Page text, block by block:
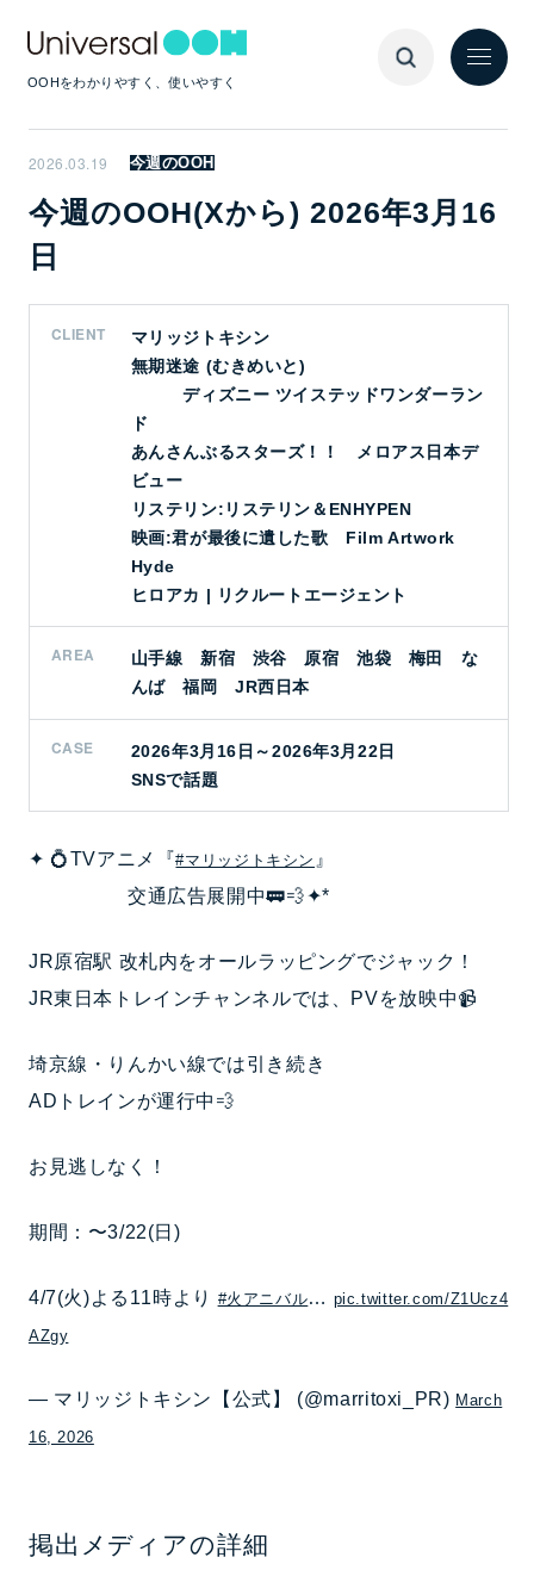
OOHをわかりやすく、使いやすく
2026.03.19 今週のOOH
今週のOOH(Xから) 2026年3月16
日
CLIENT
マリッジトキシン
無期迷途 (むきめいと)
ディズニー ツイステッドワンダーラン
ド
あんさんぶるスターズ！！ メロアス日本デ
ビュー
リステリン:リステリン＆ENHYPEN
映画:君が最後に遺した歌 Film Artwork
Hyde
ヒロアカ | リクルートエージェント
AREA
山手線 新宿 渋谷 原宿 池袋 梅田 な
んば 福岡 JR西日本
CASE
2026年3月16日～2026年3月22日
SNSで話題
✦ 💍TVアニメ『#マリッジトキシン 』
交通広告展開中🚃💨✦*
JR原宿駅 改札内をオールラッピングでジャック！
JR東日本トレインチャンネルでは、PVを放映中📹
埼京線・りんかい線では引き続き
ADトレインが運行中💨
お見逃しなく！
期間：〜3/22(日)
4/7(火)よる11時より #火アニバル… pic.twitter.com/Z1Ucz4
AZgy
— マリッジトキシン【公式】 (@marritoxi_PR) March
16, 2026
掲出メディアの詳細